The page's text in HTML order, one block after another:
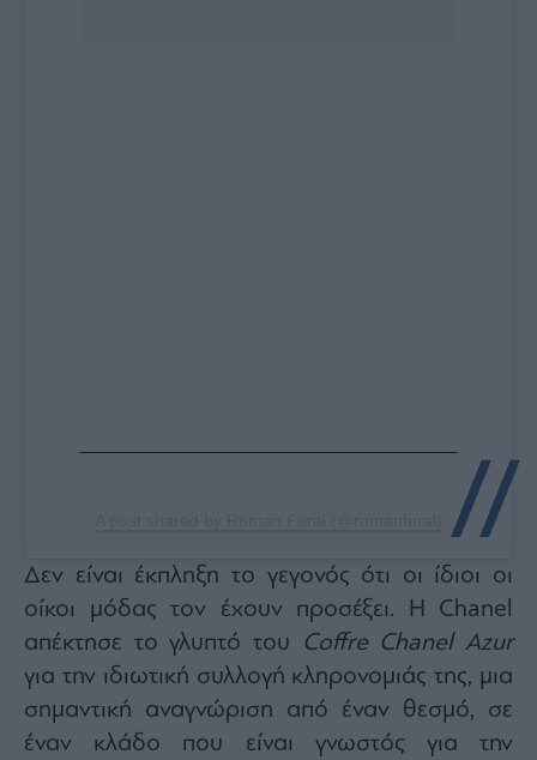
Δεν είναι έκπληξη το γεγονός ότι οι ίδιοι οι
οίκοι μόδας τον έχουν προσέξει. Η Chanel
απέκτησε το γλυπτό του
Coffre Chanel Azur
για την ιδιωτική συλλογή κληρονομιάς της, μια
σημαντική αναγνώριση από έναν θεσμό, σε
έναν κλάδο που είναι γνωστός για την